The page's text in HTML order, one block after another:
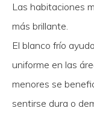
Las habitaciones
más brillante.
El blanco frío
uniforme en las
menores se
sentirse dura o